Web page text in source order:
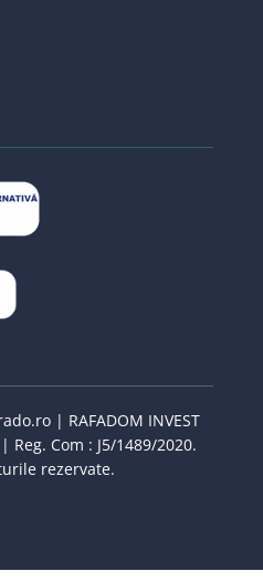
| RAFADOM INVEST
Reg. Com : J5/1489/2020.
rezervate.